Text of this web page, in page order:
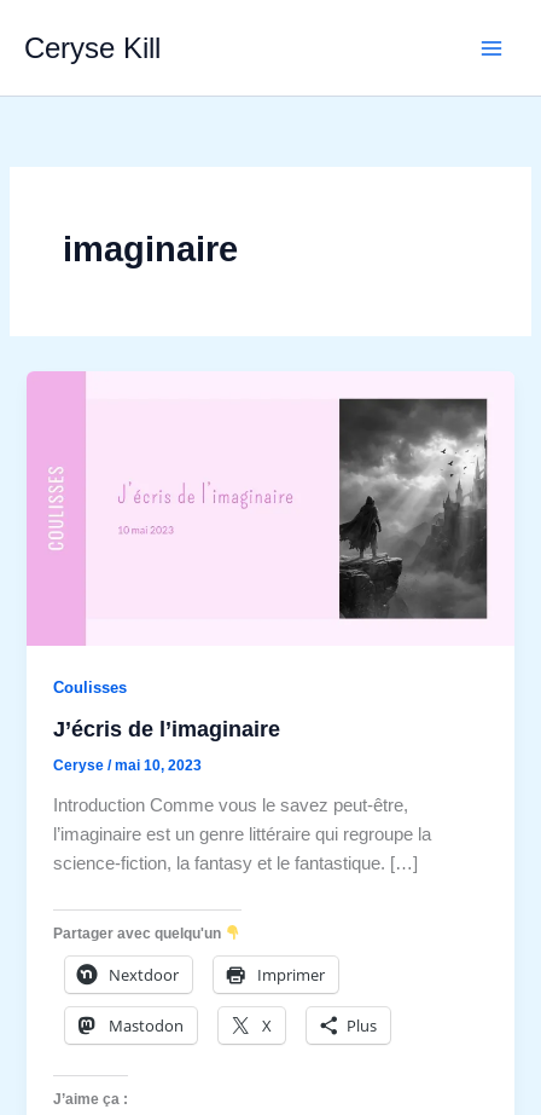
Ceryse Kill
imaginaire
Coulisses
J’écris de l’imaginaire
Ceryse/mai 10, 2023
Introduction Comme vous le savez peut-être,
l’imaginaire est un genre littéraire qui regroupe la
science-fiction, la fantasy et le fantastique. […]
Partager avec quelqu'un
Nextdoor Imprimer
Mastodon X Plus
J’aime ça :